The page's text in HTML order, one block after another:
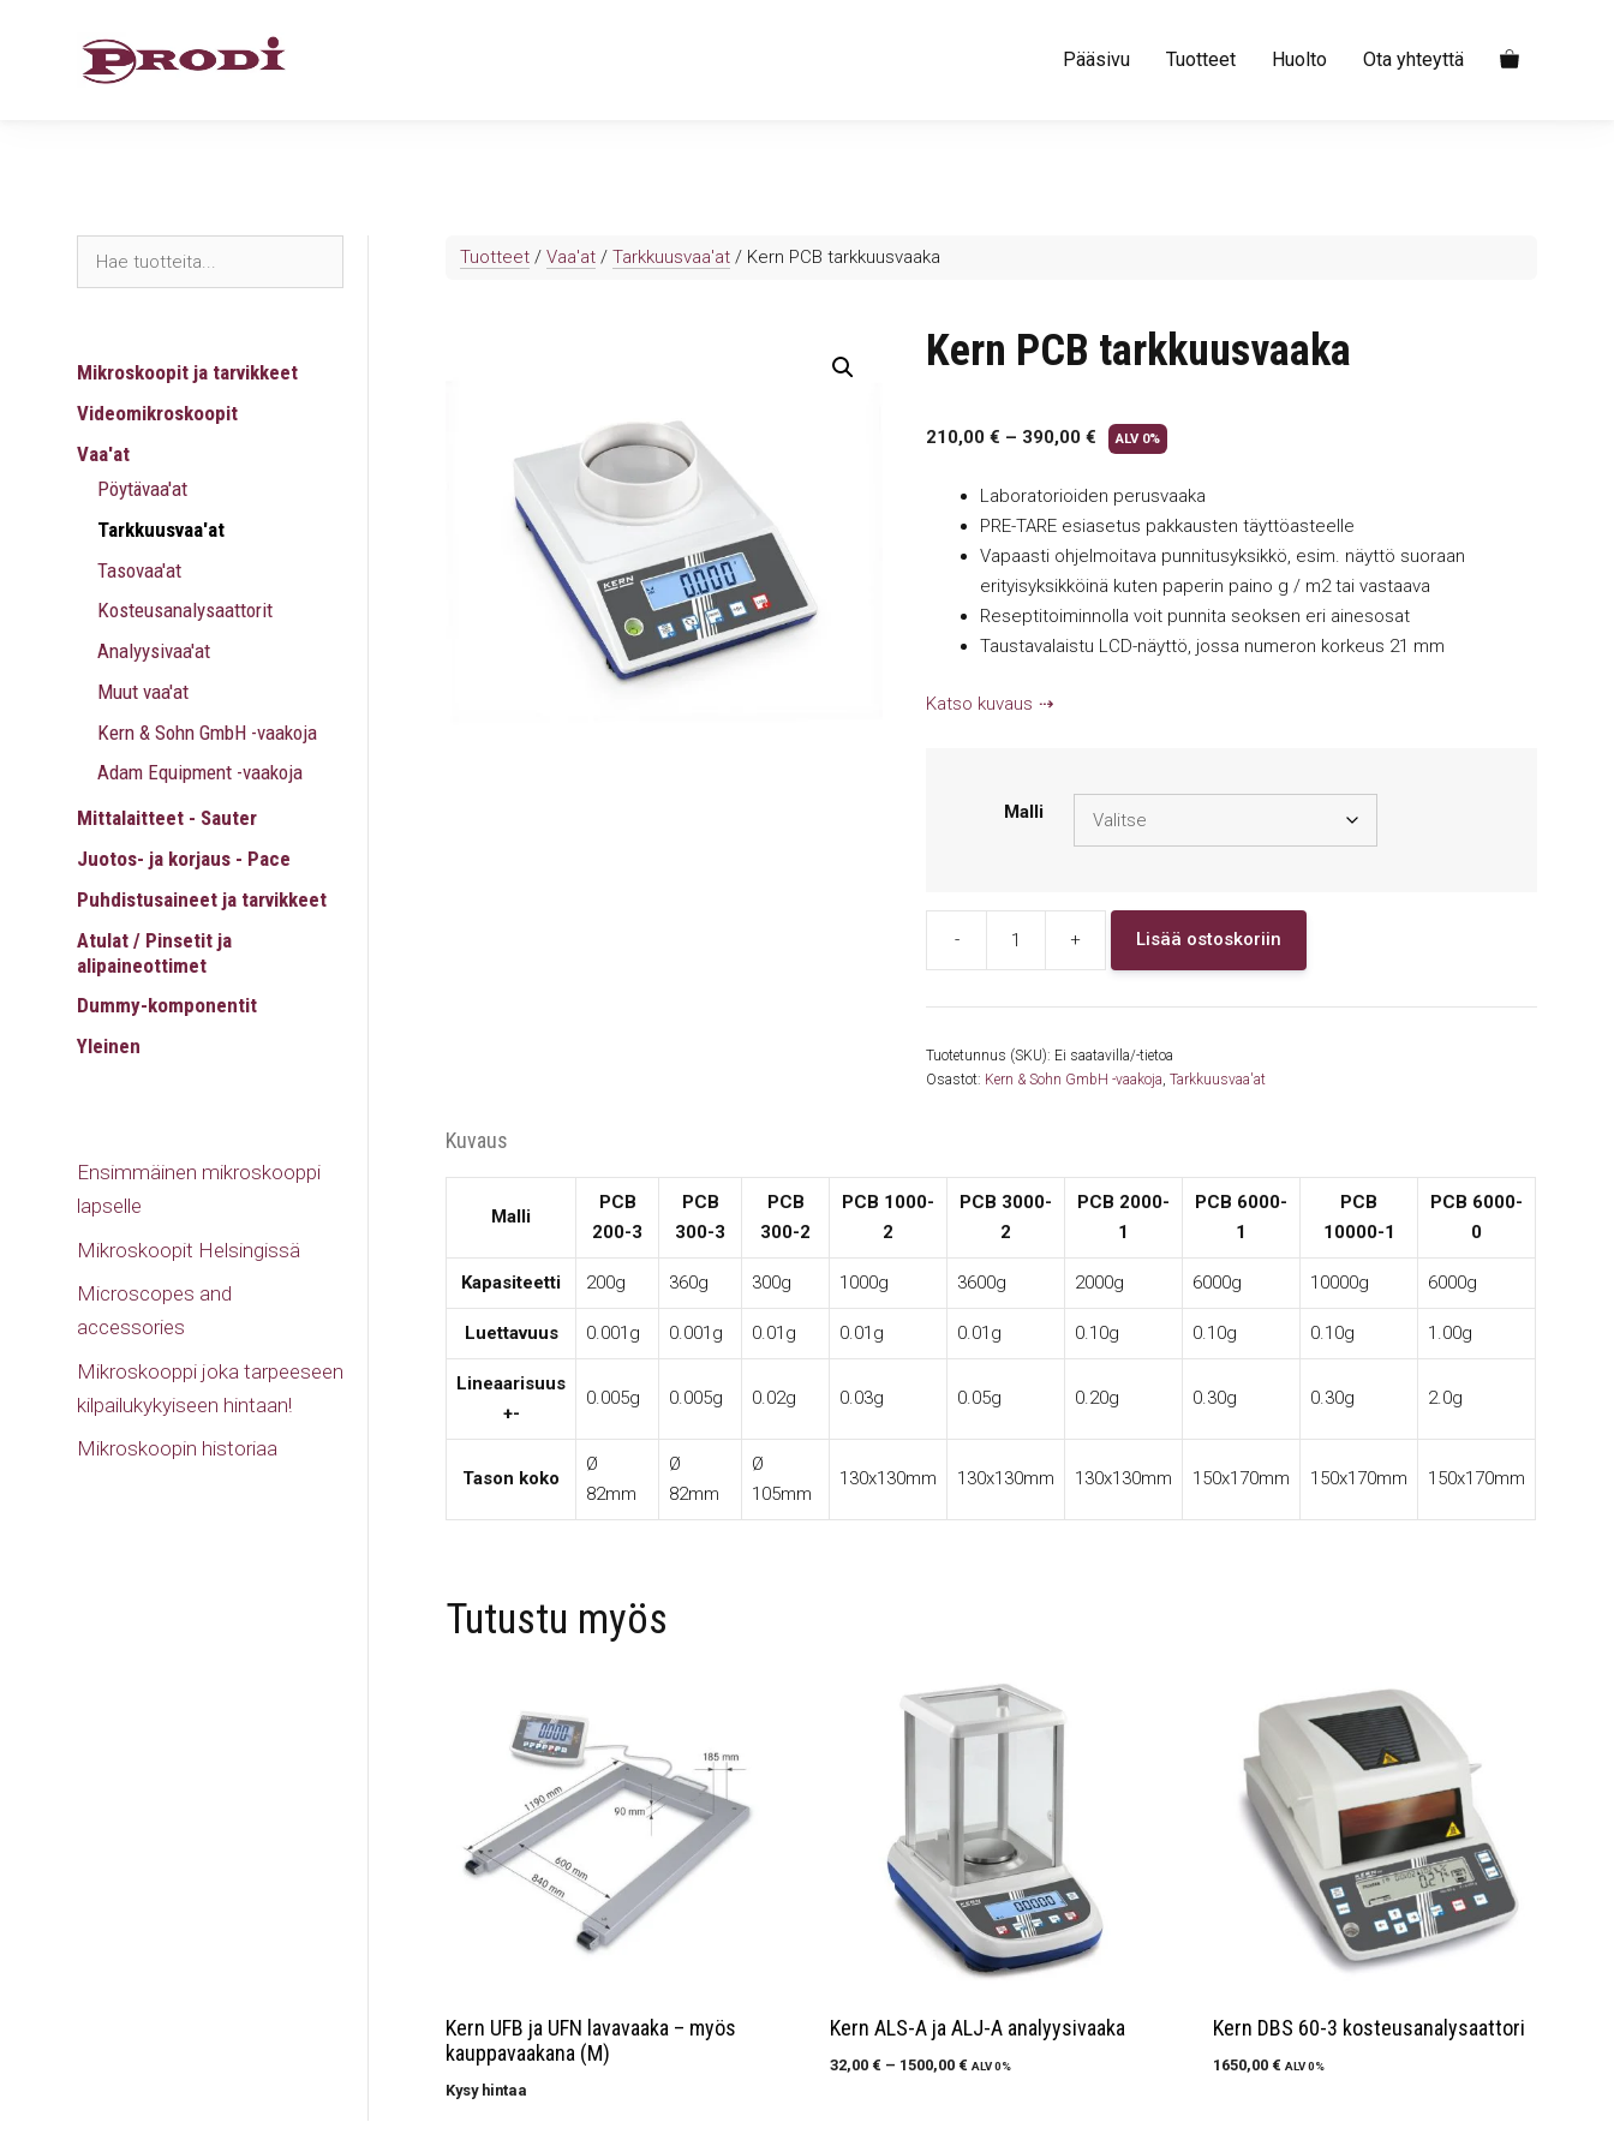
Pääsivu Tuotteet Huolto Ota yhteyttä
Tuotteet /Vaa'at /Tarkkuusvaa'at / Kern PCB tarkkuusvaaka
Kern PCB tarkkuusvaaka
210,00€ – 390,00€ ALV 0%
Laboratorioiden perusvaaka
PRE-TARE esiasetus pakkausten täyttöasteelle
Vapaasti ohjelmoitava punnitusyksikkö, esim. näyttö suoraan
erityisyksikköinä kuten paperin paino g / m2 tai vastaava
Reseptitoiminnolla voit punnita seoksen eri ainesosat
Taustavalaistu LCD-näyttö, jossa numeron korkeus 21 mm
Katso kuvaus
Malli
-
tarkkuusvaaka
+ Lisää ostoskoriin
Tuotetunnus (SKU): Ei saatavilla/-tietoa
Osastot: Kern & Sohn GmbH -vaakoja ,Tarkkuusvaa'at
Kuvaus
Malli
PCB
200-3
PCB
300-3
PCB
300-2
PCB 1000-
2
PCB 3000-
2
PCB 2000-
1
PCB 6000-
1
PCB
10000-1
PCB 6000-
0
Kapasiteetti 200g 360g 300g 1000g 3600g 2000g 6000g 10000g 6000g
Luettavuus 0.001g 0.001g 0.01g 0.01g 0.01g 0.10g 0.10g 0.10g 1.00g
Lineaarisuus
+-
0.005g 0.005g 0.02g 0.03g 0.05g 0.20g 0.30g 0.30g 2.0g
Tason koko
Ø
82mm
Ø
82mm
Ø
105mm
130x130mm 130x130mm 130x130mm 150x170mm 150x170mm 150x170mm
Tutustu myös
Kern UFB ja UFN lavavaaka – myös
kauppavaakana (M)
Kysy hintaa
Kern ALS-A ja ALJ-A analyysivaaka
32,00 € – 1500,00 € ALV 0%
Kern DBS 60-3 kosteusanalysaattori
1650,00 € ALV 0%
Mikroskoopit ja tarvikkeet
Videomikroskoopit
Vaa'at
Pöytävaa'at
Tarkkuusvaa'at
Tasovaa'at
Kosteusanalysaattorit
Analyysivaa'at
Muut vaa'at
Kern & Sohn GmbH -vaakoja
Adam Equipment -vaakoja
Mittalaitteet - Sauter
Juotos- ja korjaus - Pace
Puhdistusaineet ja tarvikkeet
Atulat / Pinsetit ja
alipaineottimet
Dummy-komponentit
Yleinen
Ensimmäinen mikroskooppi
lapselle
Mikroskoopit Helsingissä
Microscopes and
accessories
Mikroskooppi joka tarpeeseen
kilpailukykyiseen hintaan!
Mikroskoopin historiaa